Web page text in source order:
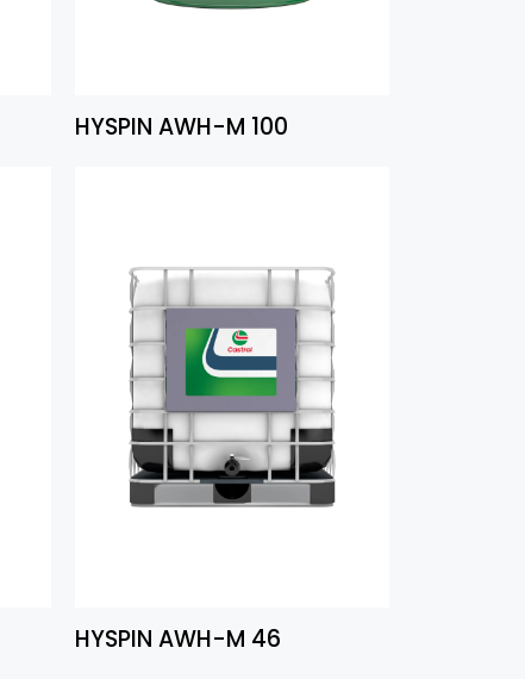
HYSPIN AWH-M 100
HYSPIN AWH-M 46